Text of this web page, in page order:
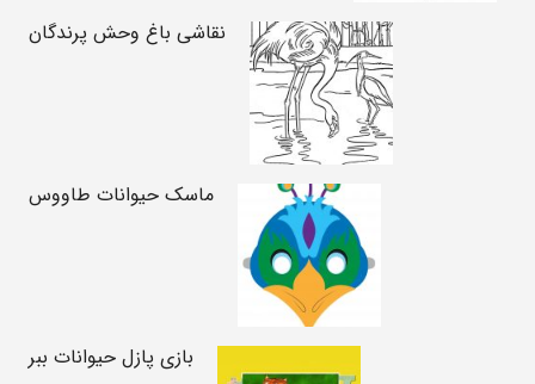
نقاشی باغ وحش پرندگان
ماسک حیوانات طاووس
بازی پازل حیوانات ببر